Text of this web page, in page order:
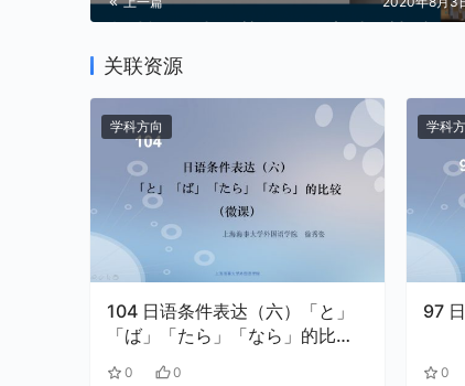
关联资源
学科方向
104 日语条件表达（六）「と」
「ば」「たら」「なら」的比较
0 0
学科
0